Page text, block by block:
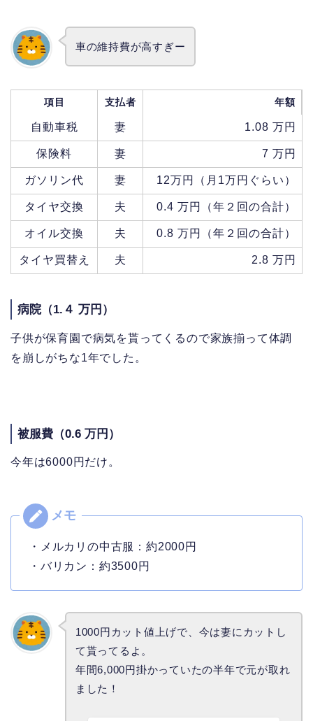
車の維持費が高すぎー
項目 支払者 年額
自動車税 妻 1.08 万円
保険料 妻 7 万円
ガソリン代 妻 12万円（月1万円ぐらい）
タイヤ交換 夫 0.4 万円（年２回の合計）
オイル交換 夫 0.8 万円（年２回の合計）
タイヤ買替え 夫 2.8 万円
病院（1.４ 万円）
子供が保育園で病気を貰ってくるので家族揃って体調
を崩しがちな1年でした。
被服費（0.6 万円）
今年は6000円だけ。
・メルカリの中古服：約2000円
・バリカン：約3500円
1000円カット値上げで、今は妻にカットし
て貰ってるよ。
年間6,000円掛かっていたの半年で元が取れ
ました！